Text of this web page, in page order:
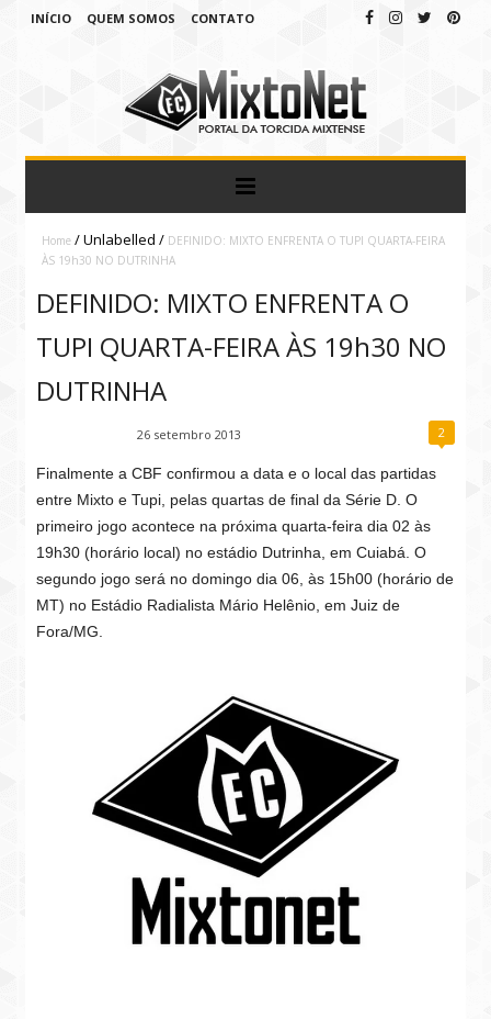
INÍCIO QUEM SOMOS CONTATO
Home /Unlabelled/ DEFINIDO: MIXTO ENFRENTA O TUPI QUARTA-FEIRA
ÀS 19h30 NO DUTRINHA
DEFINIDO: MIXTO ENFRENTA O
TUPI QUARTA-FEIRA ÀS 19h30 NO
DUTRINHA
26 setembro 2013 2
Finalmente a CBF confirmou a data e o local das partidas
entre Mixto e Tupi, pelas quartas de final da Série D. O
primeiro jogo acontece na próxima quarta-feira dia 02 às
19h30 (horário local) no estádio Dutrinha, em Cuiabá. O
segundo jogo será no domingo dia 06, às 15h00 (horário de
MT) no Estádio Radialista Mário Helênio, em Juiz de
Fora/MG.